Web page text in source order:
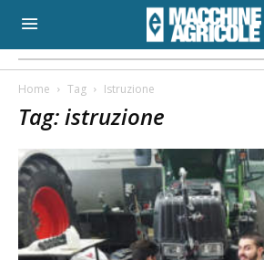
Home Tag Istruzione
Tag: istruzione